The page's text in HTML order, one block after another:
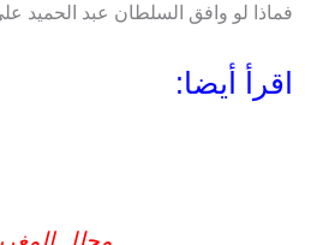
فماذا لو وافق السلطان عبد الحميد
اقرأ أيضا: